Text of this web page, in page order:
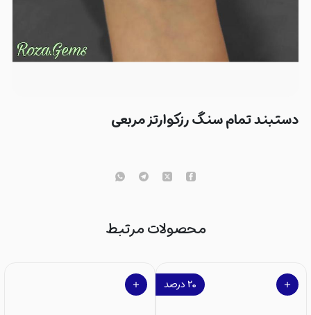
دستبند تمام سنگ رزکوارتز مربعی
محصولات مرتبط
۲۰درصد